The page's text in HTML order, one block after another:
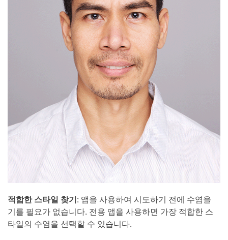
적합한 스타일 찾기: 앱을 사용하여 시도하기 전에 수염을
기를 필요가 없습니다. 전용 앱을 사용하면 가장 적합한 스
타일의 수염을 선택할 수 있습니다.